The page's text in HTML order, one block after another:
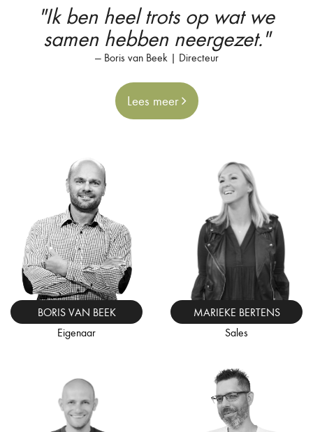
"Ik ben heel trots op wat we
samen hebben neergezet."
Boris van Beek | Directeur
Lees meer
BORIS VAN BEEK
Eigenaar
MARIEKE BERTENS
Sales
inspiratie, nieuwe designs en projecten.
Voornaam